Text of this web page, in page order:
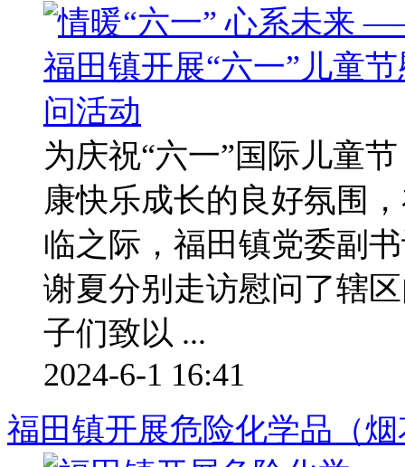
为庆祝“六一”国际儿童
康快乐成长的良好氛围
临之际，福田镇党委副
谢夏分别走访慰问了辖
子们致以 ...
2024-6-1 16:41
福田镇开展危险化学品（